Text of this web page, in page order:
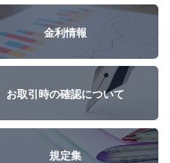
金利情報
お取引時の確認について
規定集